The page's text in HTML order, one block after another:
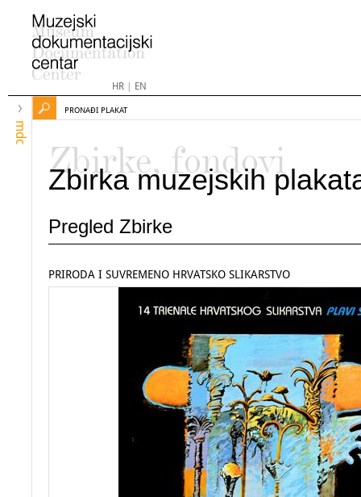
HR| EN
mdc
PRONAĐI PLAKAT
Zbirke, fondovi
Zbirka muzejskih
Pregled Zbirke
PRIRODA I SUVREMENO HRVATSKO SLIKARSTVO